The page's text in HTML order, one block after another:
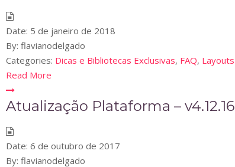
Date: 5 de janeiro de 2018
By: flavianodelgado
Categories: Dicas e Bibliotecas Exclusivas, FAQ, Layouts
Read More
Atualização Plataforma – v4.12.16
Date: 6 de outubro de 2017
By: flavianodelgado